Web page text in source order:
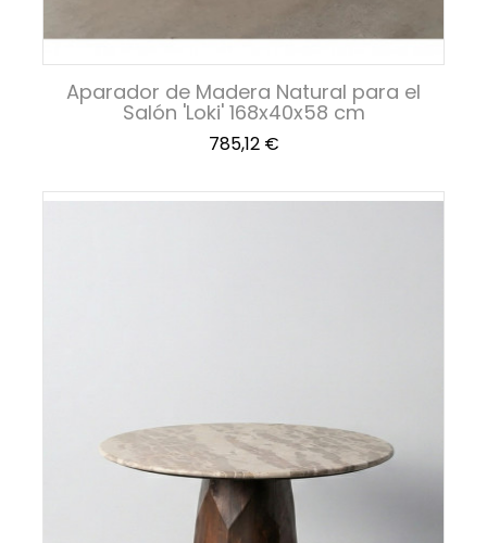
Aparador de Madera Natural para el
Salón 'Loki' 168x40x58 cm
Precio
785,12 €